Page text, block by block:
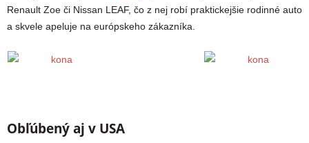
Renault Zoe či Nissan LEAF, čo z nej robí praktickejšie rodinné auto
a skvele apeluje na európskeho zákazníka.
Obľúbený aj v USA